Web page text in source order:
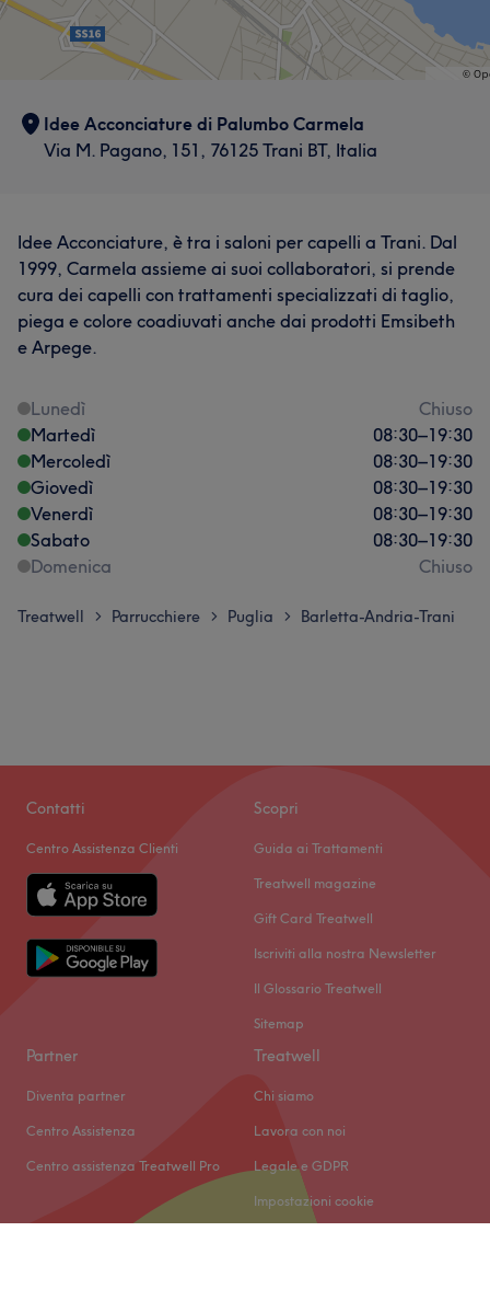
Idee Acconciature di Palumbo Carmela
Via M. Pagano, 151, 76125 Trani BT, Italia
Idee Acconciature, è tra i saloni per capelli a Trani. Dal
1999, Carmela assieme ai suoi collaboratori, si prende
cura dei capelli con trattamenti specializzati di taglio,
piega e colore coadiuvati anche dai prodotti Emsibeth
e Arpege.
Lunedì
Chiuso
Martedì
08:30–19:30
Mercoledì
08:30–19:30
Giovedì
08:30–19:30
Venerdì
08:30–19:30
Sabato
08:30–19:30
Domenica
Chiuso
Treatwell > Parrucchiere > Puglia > Barletta-Andria-Trani
Contatti
Centro Assistenza Clienti
Scopri
Guida ai Trattamenti
Treatwell magazine
Gift Card Treatwell
Iscriviti alla nostra Newsletter
Il Glossario Treatwell
Sitemap
Partner
Diventa partner
Centro Assistenza
Centro assistenza Treatwell Pro
Treatwell
Chi siamo
Lavora con noi
Legale e GDPR
Impostazioni cookie